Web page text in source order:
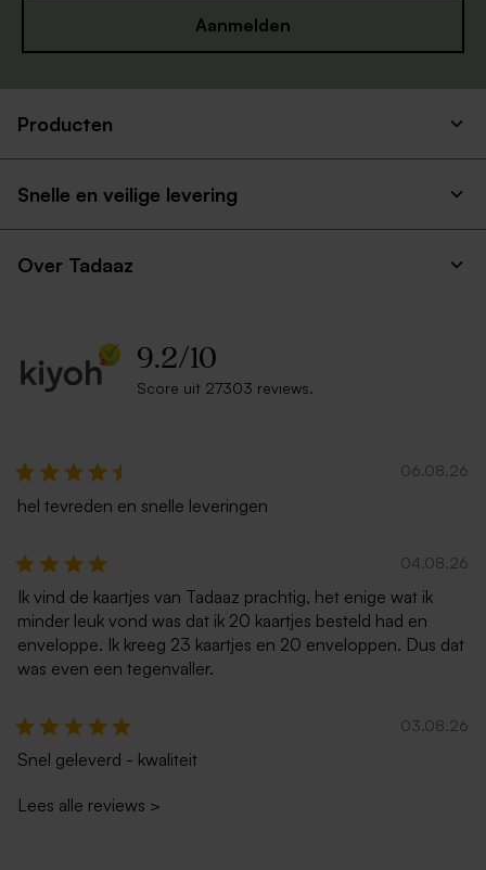
Aanmelden
Producten
Snelle en veilige levering
Over Tadaaz
9.2/10
Score uit 27303 reviews.
06.08.26
hel tevreden en snelle leveringen
04.08.26
Ik vind de kaartjes van Tadaaz prachtig, het enige wat ik
minder leuk vond was dat ik 20 kaartjes besteld had en
enveloppe. Ik kreeg 23 kaartjes en 20 enveloppen. Dus dat
was even een tegenvaller.
03.08.26
Snel geleverd - kwaliteit
Lees alle reviews >